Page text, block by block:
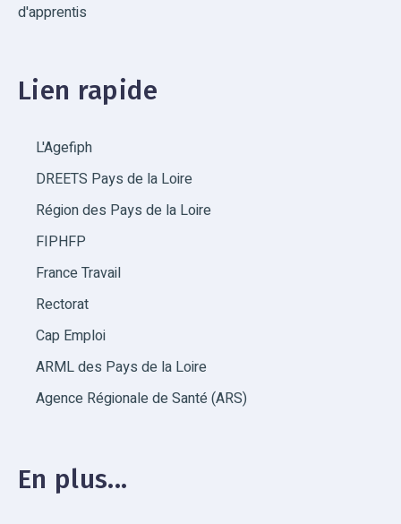
d'apprentis
Lien rapide
L'Agefiph
DREETS Pays de la Loire
Région des Pays de la Loire
FIPHFP
France Travail
Rectorat
Cap Emploi
ARML des Pays de la Loire
Agence Régionale de Santé (ARS)
En plus...